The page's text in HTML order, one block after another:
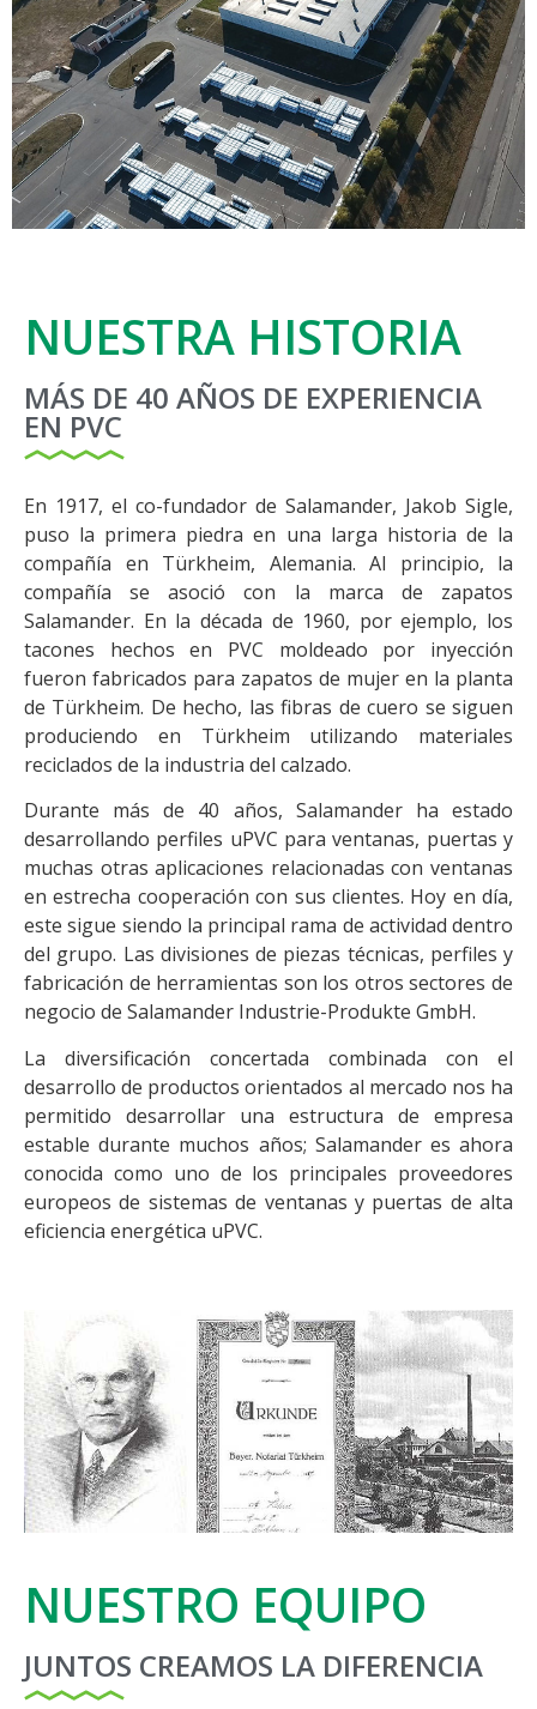
NUESTRA HISTORIA
MÁS DE 40 AÑOS DE EXPERIENCIA
EN PVC
En 1917, el co-fundador de Salamander, Jakob Sigle,
puso la primera piedra en una larga historia de la
compañía en Türkheim, Alemania. Al principio, la
compañía se asoció con la marca de zapatos
Salamander. En la década de 1960, por ejemplo, los
tacones hechos en PVC moldeado por inyección
fueron fabricados para zapatos de mujer en la planta
de Türkheim. De hecho, las fibras de cuero se siguen
produciendo en Türkheim utilizando materiales
reciclados de la industria del calzado.
Durante más de 40 años, Salamander ha estado
desarrollando perfiles uPVC para ventanas, puertas y
muchas otras aplicaciones relacionadas con ventanas
en estrecha cooperación con sus clientes. Hoy en día,
este sigue siendo la principal rama de actividad dentro
del grupo. Las divisiones de piezas técnicas, perfiles y
fabricación de herramientas son los otros sectores de
negocio de Salamander Industrie-Produkte GmbH.
La diversificación concertada combinada con el
desarrollo de productos orientados al mercado nos ha
permitido desarrollar una estructura de empresa
estable durante muchos años; Salamander es ahora
conocida como uno de los principales proveedores
europeos de sistemas de ventanas y puertas de alta
eficiencia energética uPVC.
NUESTRO EQUIPO
JUNTOS CREAMOS LA DIFERENCIA